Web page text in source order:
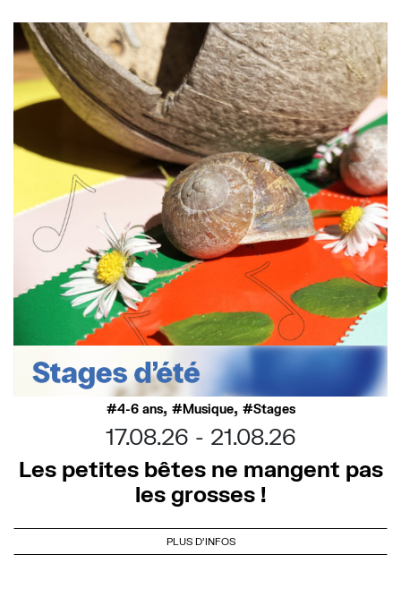
4-6 ans, Musique, Stages
17.08.26
21.08.26
Les petites bêtes ne mangent pas
les grosses !
PLUS D'INFOS